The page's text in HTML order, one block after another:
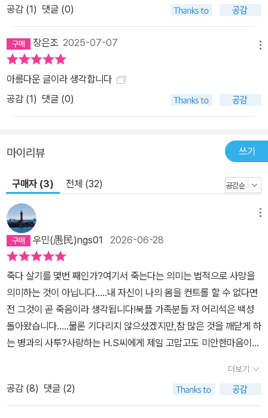
공감 (1) 댓글 (0)
장은조 2025-07-07
아름다운 글이라 생각합니다
공감 (1) 댓글 (0)
마이리뷰 쓰기
구매자 (3) 전체 (32)
우민(愚民)ngs01 2026-06-28
죽다 살기를 몇번 째인가?여기서 죽는다는 의미는 법적으로 사망을
의미하는 것이 아닙니다.....내 자신이 나의 몸을 컨트롤 할 수 없다면
전 그것이 곧 죽음이라 생각됩니다!북플 가족분들 저 어리석은 백성
돌아왔습니다.....물론 기다리지 않으셨겠지만,참 많은 것을 깨닫게 하
는 병과의 사투?사랑하는 H.S씨에게 제일 고맙고도 미안한마음이
예민함과 투정을 묵묵히다 받아 준 그대는 진정 전생에 나의 아버지
같은 느낌을 받아 고맙고 미안합니다!오만하고 늘 저는 저만을 먼저
더보기
공감 (8) 댓글 (2)